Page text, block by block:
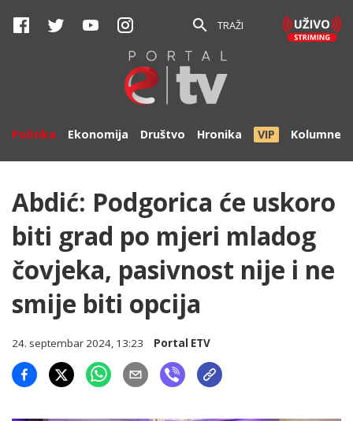
TRAŽI
Politika Ekonomija Društvo Hronika VIP Kolumne
Abdić: Podgorica će uskoro
biti grad po mjeri mladog
čovjeka, pasivnost nije i ne
smije biti opcija
24. septembar 2024, 13:23 Portal ETV